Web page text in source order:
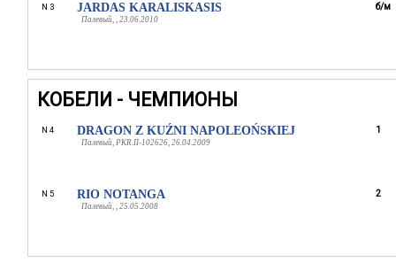
N 3 JARDAS KARALISKASIS
Палевый, , 23.06.2010
б/м
КОБЕЛИ - ЧЕМПИОНЫ
N 4 DRAGON Z KUŹNI NAPOLEOŃSKIEJ
Палевый, PKR.II-102626, 26.04.2009
1
N 5 RIO NOTANGA
Палевый, , 25.05.2008
2